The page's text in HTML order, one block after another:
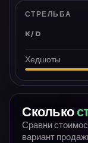
СТРЕЛЬБА
K/D
Хедшоты
Сколько
Сравни
вариант